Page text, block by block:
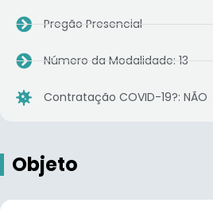
Pregão Presencial
Número da Modalidade: 13
Contratação COVID-19?: NÃO
Objeto